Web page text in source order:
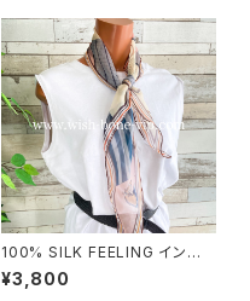
100% SILK FEELING インポ
ートスカーフ｜ 透けシフォンス
カーフ・アレンジ小さめスカー
¥3,800